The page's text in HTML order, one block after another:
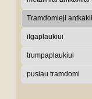
Tramdomieji
ilgaplaukiui
trumpaplaukiui
pusiau tramdomi